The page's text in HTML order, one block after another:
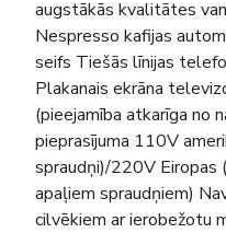
augstākās kvalitātes
Nespresso kafijas
seifs Tiešās līnijas
Plakanais ekrāna
(pieejamība atkarīga no
pieprasījuma 110V
spraudņi)/220V Eiropas
apaļiem spraudņiem)
cilvēkiem ar ierobežotu